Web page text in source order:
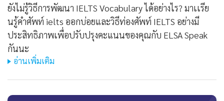
ยังไม่รู้วิธีการพัฒนา IELTS Vocabulary ได้อย่างไร? มาเเรีย
นรู้คําศัพท์ ielts ออกบ่อยและวิธีท่องศัพท์ IELTS อย่างมี
ประสิทธิภาพเพื่อปรับปรุงคะแนนของคุณกับ ELSA Speak
กันนะ
อ่านเพิ่มเติม